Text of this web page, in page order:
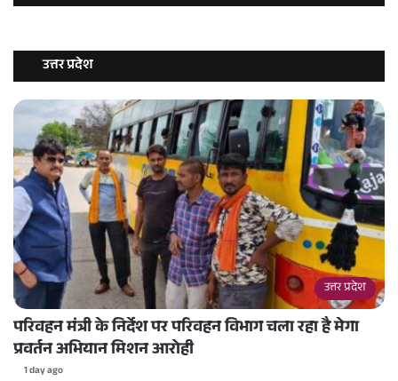
उत्तर प्रदेश
उत्तर प्रदेश
परिवहन मंत्री के निर्देश पर परिवहन विभाग चला रहा है मेगा
प्रवर्तन अभियान मिशन आरोही
1 day ago